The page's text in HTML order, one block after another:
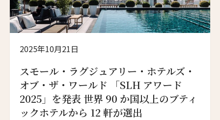
2025年10月21日
スモール・ラグジュアリー・ホテルズ・
オブ・ザ・ワールド 「SLH アワード
2025」を発表 世界 90 か国以上のブティ
ックホテルから 12 軒が選出